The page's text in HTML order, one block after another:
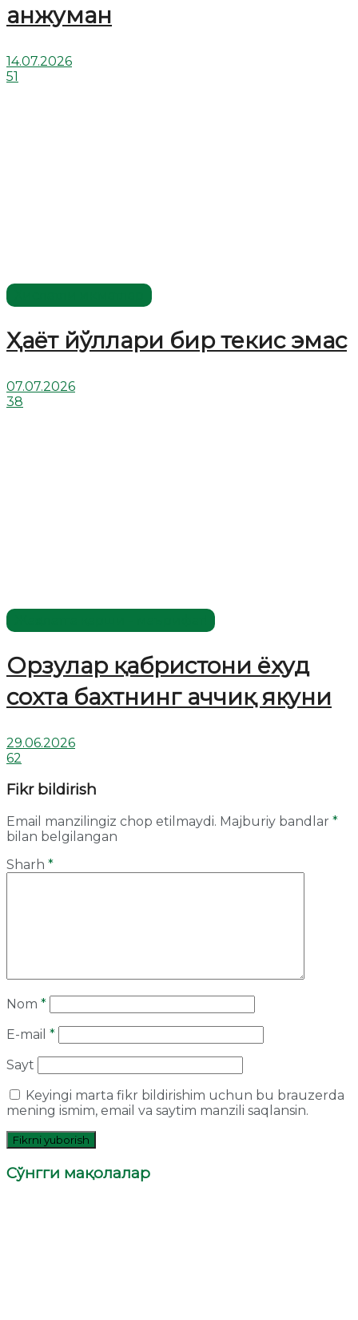
анжуман
14.07.2026
51
Ҳаёт йўллари бир текис эмас
07.07.2026
38
Орзулар қабристони ёхуд
сохта бахтнинг аччиқ якуни
29.06.2026
62
Fikr bildirish
Email manzilingiz chop etilmaydi. Majburiy bandlar *
bilan belgilangan
Sharh *
Nom *
E-mail *
Sayt
Keyingi marta fikr bildirishim uchun bu brauzerda
mening ismim, email va saytim manzili saqlansin.
Сўнгги мақолалар